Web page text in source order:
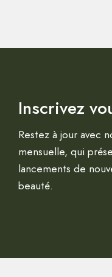
Inscrivez
Restez à jour avec
mensuelle, qui
lancements de
beauté.